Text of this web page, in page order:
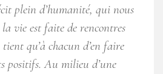
plein d’humanité, qui nous
vie est faite de rencontres
tient qu’à chacun d’en faire
positifs. Au milieu d’une